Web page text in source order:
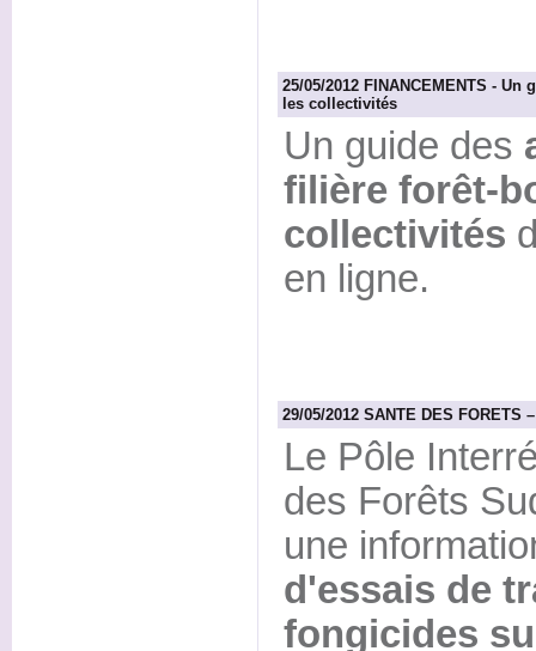
25/05/2012 FINANCEMENTS -
les collectivités
Un guide des
filière forêt-
collectivités
en ligne.
29/05/2012 SANTE DES
Le Pôle
des Forêts
une
d'essais de
fongicides